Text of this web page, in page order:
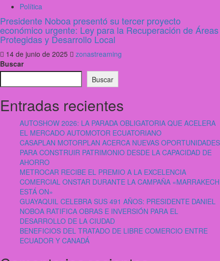
Política
Presidente Noboa presentó su tercer proyecto
económico urgente: Ley para la Recuperación de Áreas
Protegidas y Desarrollo Local
14 de junio de 2025
zonastreaming
Buscar
Buscar
Entradas recientes
AUTOSHOW 2026: LA PARADA OBLIGATORIA QUE ACELERA
EL MERCADO AUTOMOTOR ECUATORIANO
CASAPLAN MOTORPLAN ACERCA NUEVAS OPORTUNIDADES
PARA CONSTRUIR PATRIMONIO DESDE LA CAPACIDAD DE
AHORRO
METROCAR RECIBE EL PREMIO A LA EXCELENCIA
COMERCIAL ONSTAR DURANTE LA CAMPAÑA «MARRAKECH
ESTÁ ON»
GUAYAQUIL CELEBRA SUS 491 AÑOS: PRESIDENTE DANIEL
NOBOA RATIFICA OBRAS E INVERSIÓN PARA EL
DESARROLLO DE LA CIUDAD
BENEFICIOS DEL TRATADO DE LIBRE COMERCIO ENTRE
ECUADOR Y CANADÁ